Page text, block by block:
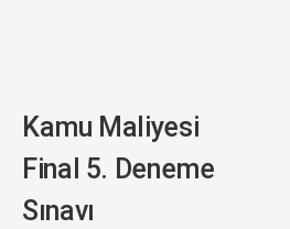
Kamu Maliyesi
Final 5. Deneme
Sınavı